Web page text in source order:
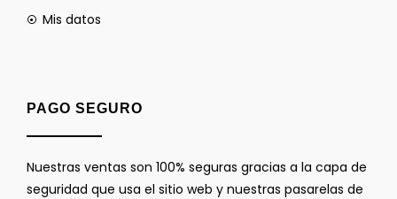
Mis datos
PAGO SEGURO
Nuestras ventas son 100% seguras gracias a la capa de
seguridad que usa el sitio web y nuestras pasarelas de